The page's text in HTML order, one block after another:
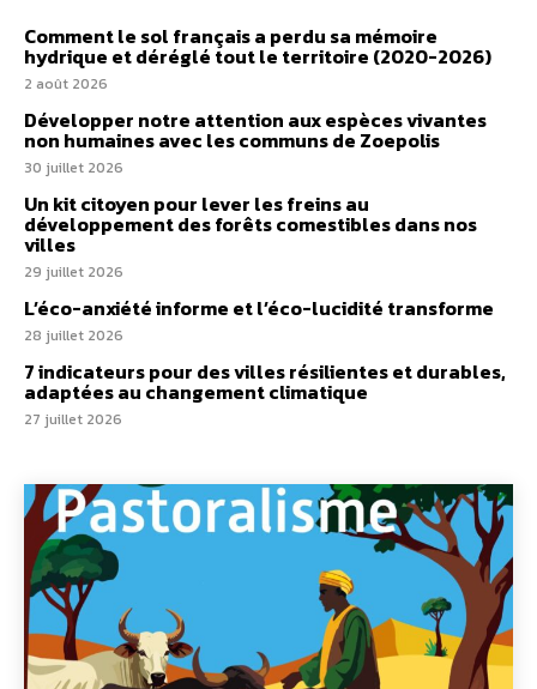
Comment le sol français a perdu sa mémoire
hydrique et déréglé tout le territoire (2020-2026)
2 août 2026
Développer notre attention aux espèces vivantes
non humaines avec les communs de Zoepolis
30 juillet 2026
Un kit citoyen pour lever les freins au
développement des forêts comestibles dans nos
villes
29 juillet 2026
L’éco-anxiété informe et l’éco-lucidité transforme
28 juillet 2026
7 indicateurs pour des villes résilientes et durables,
adaptées au changement climatique
27 juillet 2026